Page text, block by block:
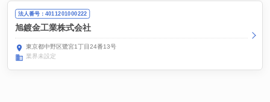
法人番号：4011201000222
旭鍍金工業株式会社
東京都中野区鷺宮1丁目24番13号
業界未設定